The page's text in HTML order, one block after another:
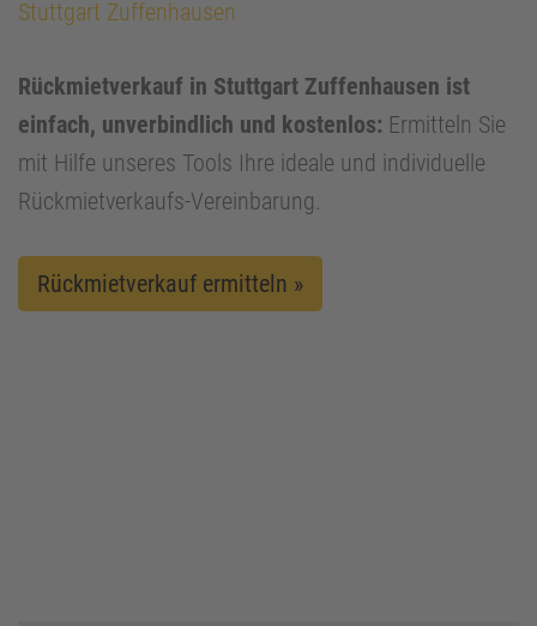
Stuttgart Zuffenhausen
Rückmietverkauf in Stuttgart Zuffenhausen ist
einfach, unverbindlich und kostenlos: Ermitteln Sie
mit Hilfe unseres Tools Ihre ideale und individuelle
Rückmietverkaufs-Vereinbarung.
Rückmietverkauf ermitteln »